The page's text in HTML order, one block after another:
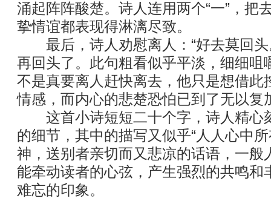
涌起阵阵酸楚。诗人连用两个“一”，把
挚情谊都表现得淋漓尽致。
最后，诗人劝慰离人：“好去莫回头
再回头了。此句粗看似乎平淡，细细咀
不是真要离人赶快离去，他只是想借此
情感，而内心的悲楚恐怕已到了无以复
这首小诗短短二十个字，诗人精心
的细节，其中的描写又似乎“人人心中
神，送别者亲切而又悲凉的话语，一般
能牵动读者的心弦，产生强烈的共鸣和
难忘的印象。